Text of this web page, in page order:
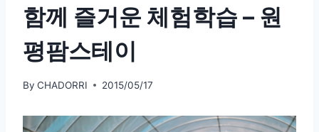
함께 즐거운 체험학습 – 원
평팜스테이
By CHADORRI 2015/05/17